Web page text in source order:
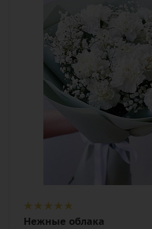
дизайнерская упаковка
Нежные облака